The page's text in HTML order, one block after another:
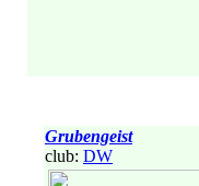
Grubengeist
club: DW